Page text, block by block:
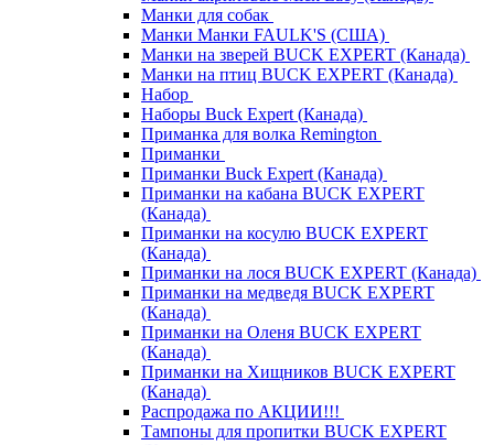
Манки для собак
Манки Манки FAULK'S (США)
Манки на зверей BUCK EXPERT (Канада)
Манки на птиц BUCK EXPERT (Канада)
Набор
Наборы Buck Expert (Канада)
Приманка для волка Remington
Приманки
Приманки Buck Expert (Канада)
Приманки на кабана BUCK EXPERT
(Канада)
Приманки на косулю BUCK EXPERT
(Канада)
Приманки на лося BUCK EXPERT (Канада)
Приманки на медведя BUCK EXPERT
(Канада)
Приманки на Оленя BUCK EXPERT
(Канада)
Приманки на Хищников BUCK EXPERT
(Канада)
Распродажа по АКЦИИ!!!
Тампоны для пропитки BUCK EXPERT